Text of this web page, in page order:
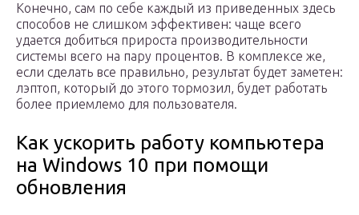
Конечно, сам по себе каждый из приведенных здесь
способов не слишком эффективен: чаще всего
удается добиться прироста производительности
системы всего на пару процентов. В комплексе же,
если сделать все правильно, результат будет заметен:
лэптоп, который до этого тормозил, будет работать
более приемлемо для пользователя.
Как ускорить работу компьютера
на Windows 10 при помощи
обновления